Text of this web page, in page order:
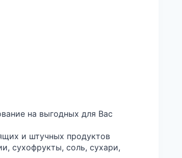
на выгодных для Вас
и штучных продуктов
сухофрукты, соль, сухари,